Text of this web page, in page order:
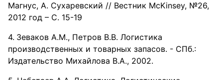
Магнус, А. Сухаревский // Вестник McKinsey, №26,
2012 год – С. 15-19
Зеваков А.М., Петров В.В. Логистика
производственных и товарных запасов. - СПб.:
Издательство Михайлова В.А., 2002.